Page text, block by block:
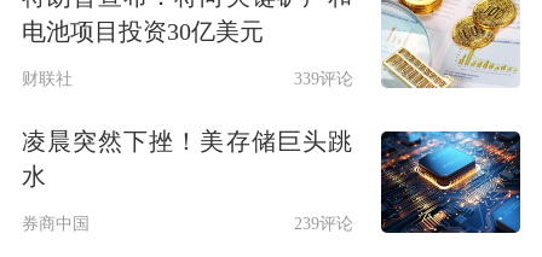
称，黄金饰品消费具有明显的淡旺季特
几个月则相对冷清，即便是七夕这样的
传统节日也难以带来消费热潮。
电池项目投资30亿美元
财联社 339评论
凌晨突然下挫！美存储巨头跳
水
券商中国 239评论